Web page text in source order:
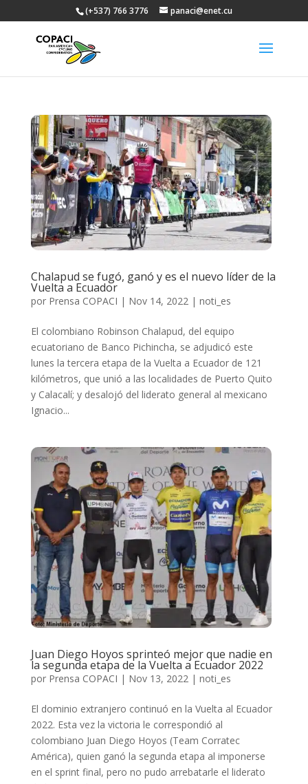
(+537) 766 3776 panaci@enet.cu
Chalapud se fugó, ganó y es el nuevo líder de la
Vuelta a Ecuador
por Prensa COPACI | Nov 14, 2022| noti_es
El colombiano Robinson Chalapud, del equipo
ecuatoriano de Banco Pichincha, se adjudicó este
lunes la tercera etapa de la Vuelta a Ecuador de 121
kilómetros, que unió a las localidades de Puerto Quito
y Calacalí; y desalojó del liderato general al mexicano
Ignacio...
Juan Diego Hoyos sprinteó mejor que nadie en
la segunda etapa de la Vuelta a Ecuador 2022
por Prensa COPACI | Nov 13, 2022| noti_es
El dominio extranjero continuó en la Vuelta al Ecuador
2022. Esta vez la victoria le correspondió al
colombiano Juan Diego Hoyos (Team Corratec
América), quien ganó la segunda etapa al imponerse
en el sprint final, pero no pudo arrebatarle el liderato